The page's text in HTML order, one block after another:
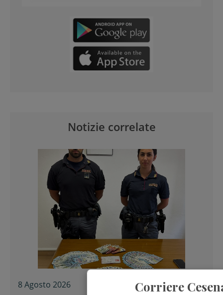
Notizie correlate
8 Agosto 2026 Corriere